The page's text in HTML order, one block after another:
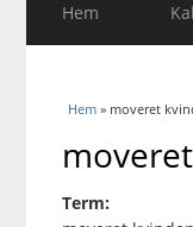
Hem
Du är här
Hem » moveret
Term: